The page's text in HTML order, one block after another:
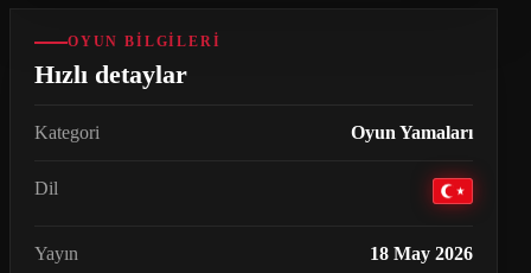
OYUN BILGILERI
Hızlı detaylar
Kategori Oyun Yamaları
Dil
Yayın 18 May 2026